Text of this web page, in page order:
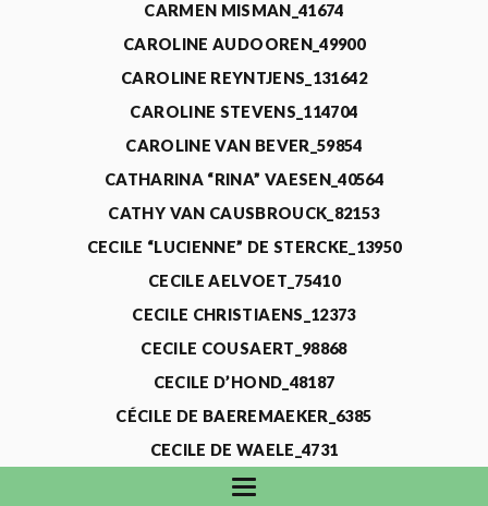
CARMEN MISMAN_41674
CAROLINE AUDOOREN_49900
CAROLINE REYNTJENS_131642
CAROLINE STEVENS_114704
CAROLINE VAN BEVER_59854
CATHARINA “RINA” VAESEN_40564
CATHY VAN CAUSBROUCK_82153
CECILE “LUCIENNE” DE STERCKE_13950
CECILE AELVOET_75410
CECILE CHRISTIAENS_12373
CECILE COUSAERT_98868
CECILE D’HOND_48187
CÉCILE DE BAEREMAEKER_6385
CECILE DE WAELE_4731
CECILE DEVOS_115318